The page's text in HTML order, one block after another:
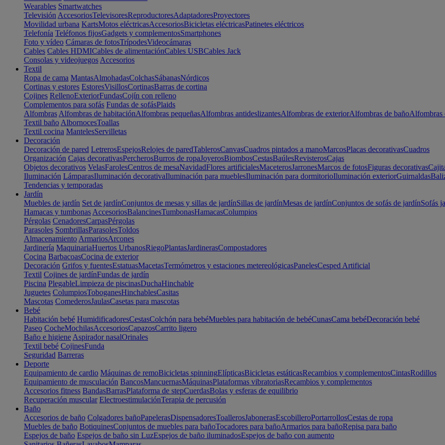
Wearables Smartwatches
Televisión AccesoriosTelevisoresReproductoresAdaptadoresProyectores
Movilidad urbana KartsMotos eléctricasAccesoriosBicicletas eléctricasPatinetes eléctricos
Telefonía Teléfonos fijosGadgets y complementosSmartphones
Foto y vídeo Cámaras de fotosTrípodesVideocámaras
Cables Cables HDMICables de alimentaciónCables USBCables Jack
Consolas y videojuegos Accesorios
Textil
Ropa de cama MantasAlmohadasColchasSábanasNórdicos
Cortinas y estores EstoresVisillosCortinasBarras de cortina
Cojines RellenoExteriorFundasCojín con relleno
Complementos para sofás Fundas de sofásPlaids
Alfombras Alfombras de habitaciónAlfombras pequeñasAlfombras antideslizantesAlfombras de exteriorAlfombras de bañoAlfombras
Textil baño AlbornocesToallas
Textil cocina MantelesServilletas
Decoración
Decoración de pared LetrerosEspejosRelojes de paredTablerosCanvasCuadros pintados a manoMarcosPlacas decorativasCuadros
Organización Cajas decorativasPercherosBurros de ropaJoyerosBiombosCestasBaúlesRevisterosCajas
Objetos decorativos VelasFarolesCentros de mesaNavidadFlores artificialesMaceterosJarronesMarcos de fotosFiguras decorativas
Iluminación LámparasIluminación decorativaIluminación para mueblesIluminación para dormitorioIluminación exteriorGuirnaldas
Tendencias y temporadas
Jardín
Muebles de jardín Set de jardínConjuntos de mesas y sillas de jardínSillas de jardínMesas de jardínConjuntos de sofás de jardínSofás
Hamacas y tumbonas AccesoriosBalancinesTumbonasHamacasColumpios
Pérgolas CenadoresCarpasPérgolas
Parasoles SombrillasParasolesToldos
Almacenamiento ArmariosArcones
Jardinería MaquinariaHuertos UrbanosRiegoPlantasJardinerasCompostadores
Cocina BarbacoasCocina de exterior
Decoración Grifos y fuentesEstatuasMacetasTermómetros y estaciones metereológicasPanelesCesped Artificial
Textil Cojines de jardínFundas de jardín
Piscina PlegableLimpieza de piscinasDuchaHinchable
Juguetes ColumpiosToboganesHinchablesCasitas
Mascotas ComederosJaulasCasetas para mascotas
Bebé
Habitación bebé HumidificadoresCestasColchón para bebéMuebles para habitación de bebéCunasCama bebéDecoración bebé
Paseo CocheMochilasAccesoriosCapazosCarrito ligero
Baño e higiene Aspirador nasalOrinales
Textil bebé CojinesFunda
Seguridad Barreras
Deporte
Equipamiento de cardio Máquinas de remoBicicletas spinningElípticasBicicletas estáticasRecambios y complementosCintasRodillos
Equipamiento de musculación BancosMancuernasMáquinasPlataformas vibratoriasRecambios y complementos
Accesorios fitness BandasBarrasPlataforma de stepCuerdasBolas y esferas de equilibrio
Recuperación muscular ElectroestimulaciónTerapia de percusión
Baño
Accesorios de baño Colgadores bañoPapelerasDispensadoresToallerosJabonerasEscobilleroPortarrollosCestas de ropa
Muebles de baño BotiquinesConjuntos de muebles para bañoTocadores para bañoArmarios para bañoRepisa para baño
Espejos de baño Espejos de baño sin LuzEspejos de baño iluminadosEspejos de baño con aumento